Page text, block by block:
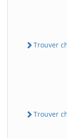
Trouver
Trouver